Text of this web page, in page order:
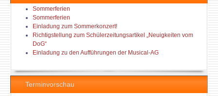
Sommerferien
Sommerferien
Einladung zum Sommerkonzert!
Richtigstellung zum Schülerzeitungsartikel „Neuigkeiten vom
DoG“
Einladung zu den Aufführungen der Musical-AG
Terminvorschau